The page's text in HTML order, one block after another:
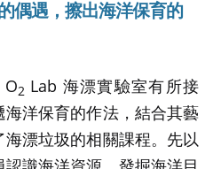
偶遇，擦出海洋保育的
2 Lab 海漂實驗室有所接
洋保育的作法，結合其藝
漂垃圾的相關課程。先以